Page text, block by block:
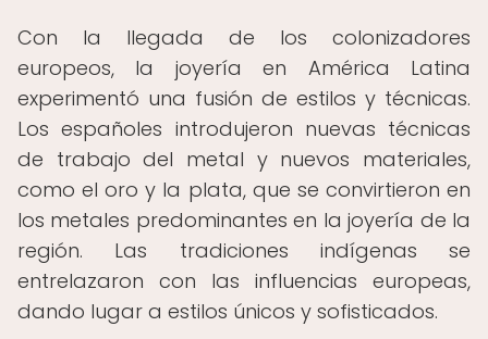
Con la llegada de los colonizadores
europeos, la joyería en América Latina
experimentó una fusión de estilos y técnicas.
Los españoles introdujeron nuevas técnicas
de trabajo del metal y nuevos materiales,
como el oro y la plata, que se convirtieron en
los metales predominantes en la joyería de la
región. Las tradiciones indígenas se
entrelazaron con las influencias europeas,
dando lugar a estilos únicos y sofisticados.